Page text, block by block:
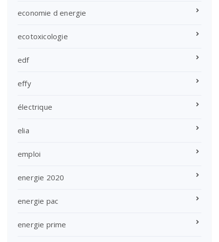
economie d energie
ecotoxicologie
edf
effy
électrique
elia
emploi
energie 2020
energie pac
energie prime